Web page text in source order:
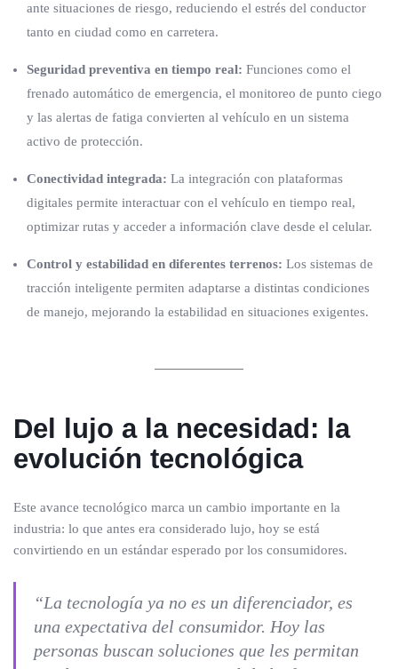
ante situaciones de riesgo, reduciendo el estrés del conductor
tanto en ciudad como en carretera.
Seguridad preventiva en tiempo real: Funciones como el
frenado automático de emergencia, el monitoreo de punto ciego
y las alertas de fatiga convierten al vehículo en un sistema
activo de protección.
Conectividad integrada: La integración con plataformas
digitales permite interactuar con el vehículo en tiempo real,
optimizar rutas y acceder a información clave desde el celular.
Control y estabilidad en diferentes terrenos: Los sistemas de
tracción inteligente permiten adaptarse a distintas condiciones
de manejo, mejorando la estabilidad en situaciones exigentes.
Del lujo a la necesidad: la
evolución tecnológica
Este avance tecnológico marca un cambio importante en la
industria: lo que antes era considerado lujo, hoy se está
convirtiendo en un estándar esperado por los consumidores.
“La tecnología ya no es un diferenciador, es
una expectativa del consumidor. Hoy las
personas buscan soluciones que les permitan